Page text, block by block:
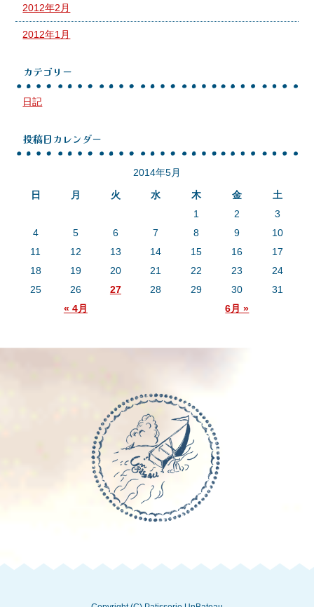
2012年2月
2012年1月
カテゴリー
日記
投稿日カレンダー
2014年5月
日
月 火 水 木 金 土
« 4月 6月 »
1 2
3
4
5 6 7 8 9
10
11
12 13 14 15 16
17
18
19 20 21 22 23
24
25
26 27 28 29 30 31